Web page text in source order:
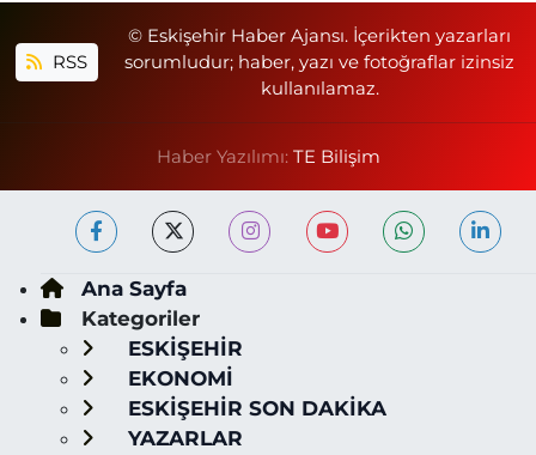
RSS
© Eskişehir Haber Ajansı. İçerikten yazarları
sorumludur; haber, yazı ve fotoğraflar izinsiz
kullanılamaz.
Haber Yazılımı: TE Bilişim
Ana Sayfa
Kategoriler
ESKİŞEHİR
EKONOMİ
ESKİŞEHİR SON DAKİKA
YAZARLAR